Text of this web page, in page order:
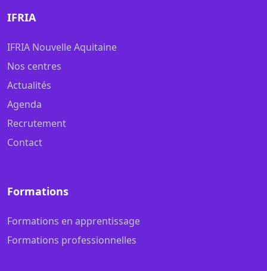
IFRIA
IFRIA Nouvelle Aquitaine
Nos centres
Actualités
Agenda
Recrutement
Contact
Formations
Formations en apprentissage
Formations professionnelles